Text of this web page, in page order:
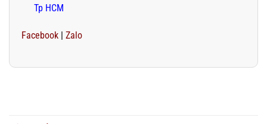
Tp HCM
Facebook Zalo